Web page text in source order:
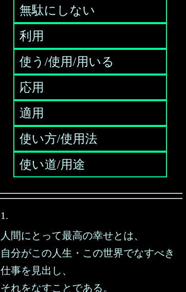
無駄にしない
利用
使う/使用/用いる
応用
適用
使い方/使用法
使い道/用途
1.
人間にとって最高の幸せとは、
自分がこの人生・この世界でなすべき
仕事を見出し、
それをなすことである。